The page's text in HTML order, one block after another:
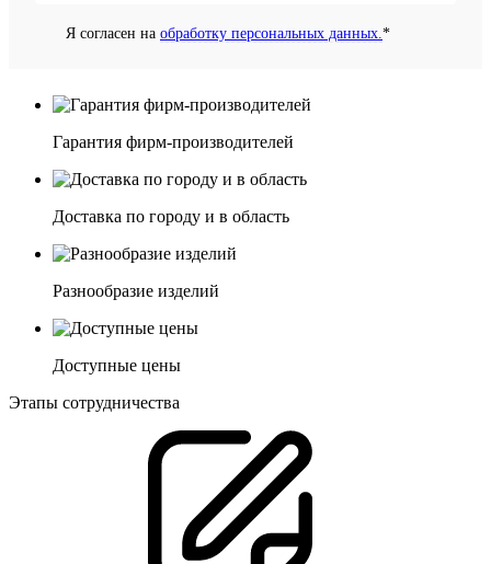
Я согласен на обработку персональных данных.*
Гарантия фирм-производителей
Доставка по городу и в область
Разнообразие изделий
Доступные цены
Этапы сотрудничества